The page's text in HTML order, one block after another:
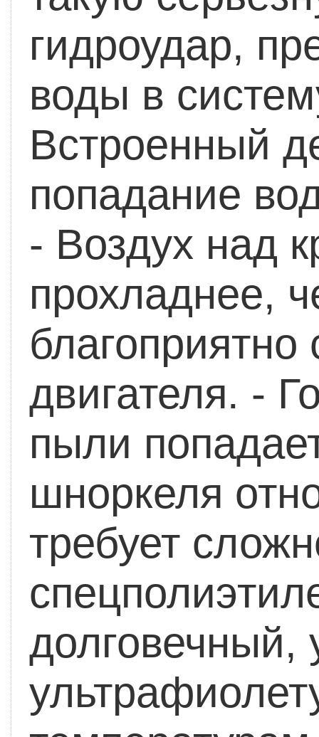
гидроудар,
воды в
Встроенный
попадание
- Воздух над
прохладнее,
благоприятно
двигателя. -
пыли
шноркеля
требует
долговечный,